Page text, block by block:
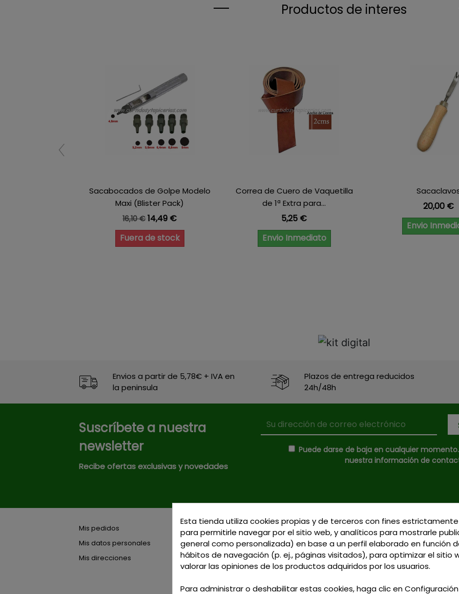
Productos de interes
Sacabocados de Golpe Modelo
Maxi (Blister Pack)
Precio base
16,10 €Precio
14,49 €
Fuera de stock
Correa de Cuero de Vaquetilla
de 1ª Extra para...
Precio
5,25 €
Envio Inmediato
Precio
20,00 €
Envio
Envios a partir de 5,78€ + IVA en
la peninsula
Plazos de entrega reducidos
24h/48h
Suscríbete a nuestra
newsletter
Recibe ofertas exclusivas y novedades
Puede darse de baja en cualquier
nuestra información de
Mis pedidos
Mis datos personales
Mis direcciones
Donde Estamos
Formas de Pago
Política de Privacidad
Política de Cookies
Gastos de Envío
C/ Delgadillo Nº 7 -
Talavera de la Reina
Llamadnos:
+34
Esta tienda utiliza cookies propias y de terceros con fines
para permitirle navegar por el sitio web, y analíticos para mostrarle
general como personalizada) en base a un perfil elaborado en función
hábitos de navegación (p. ej., páginas visitados), para optimizar el sitio
valorar las opiniones de los productos adquiridos por los usuarios.
Para administrar o deshabilitar estas cookies, haga clic en